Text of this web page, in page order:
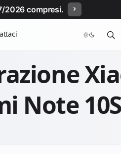
2026 compresi.
Note 10S